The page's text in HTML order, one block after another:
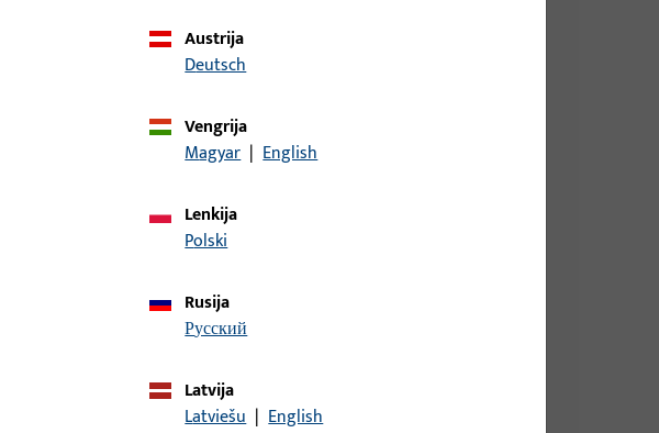
Rankenos štiftas, bendras plotis 9 mm, bendras aukštis / gylis 9 mm
Rankenos štiftas, bendras plotis 9 mm, bendras aukštis / gylis 9 mm
Austrija
Deutsch
Vengrija
Magyar | English
Lenkija
Polski
Rusija
русский
Latvija
Latviešu | English